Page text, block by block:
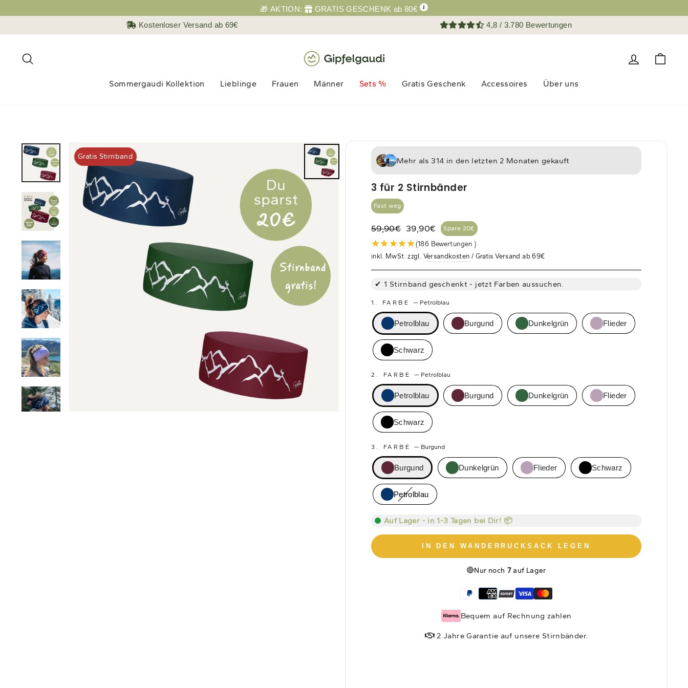
zum
🎁 AKTION:
GRATIS GESCHENK ab 80€
Kostenloser Versand ab 69€
4,8 / 3.780 Bewertungen
Einloggen
Sommergaudi Kollektion Lieblinge Frauen Männer Sets % Gratis Geschenk Accessoires Über uns
Gratis Stirnband Gratis StirnbandMehr als 314 in den letzten 2 Monaten gekauft
3 für 2 Stirnbänder
Fast weg
Normaler
Preis
59,90€
Sonderpreis
39,90€ Spare 20€
★★★★★
★★★★★(186 Bewertungen )
inkl. MwSt. zzgl. Versandkosten / Gratis Versand ab 69€
1 Stirnband geschenkt - jetzt Farben aussuchen.
1. FARBE— Petrolblau
Petrolblau Burgund Dunkelgrün Flieder
Schwarz
2. FARBE— Petrolblau
Petrolblau Burgund Dunkelgrün Flieder
Schwarz
3. FARBE— Burgund
Burgund Dunkelgrün Flieder Schwarz
Petrolblau
Auf Lager - in 1-3 Tagen bei Dir! 📦
IN DEN WANDERRUCKSACK LEGEN
🔴Nur noch 7 auf Lager
Bequem auf Rechnung zahlen
2 Jahre Garantie auf unsere Stirnbänder.